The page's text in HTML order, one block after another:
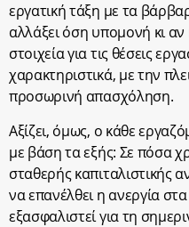
εργατική τάξη με τα
αλλάξει όση υπομονή κι
στοιχεία για τις θέσεις
χαρακτηριστικά, με την
προσωρινή απασχόληση.
Αξίζει, όμως, ο κάθε
με βάση τα εξής: Σε πόσα
σταθερής καπιταλιστικής
να επανέλθει η ανεργία
εξασφαλιστεί για τη